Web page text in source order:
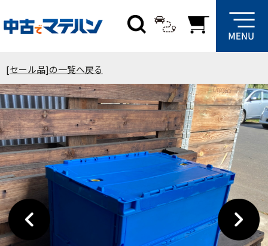
[セール品]の一覧へ戻る